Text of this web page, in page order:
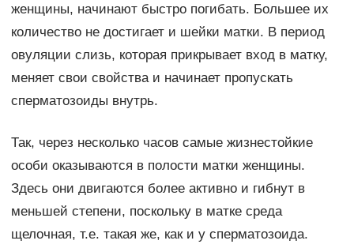
женщины, начинают быстро погибать. Большее их
количество не достигает и шейки матки. В период
овуляции слизь, которая прикрывает вход в матку,
меняет свои свойства и начинает пропускать
сперматозоиды внутрь.
Так, через несколько часов самые жизнестойкие
особи оказываются в полости матки женщины.
Здесь они двигаются более активно и гибнут в
меньшей степени, поскольку в матке среда
щелочная, т.е. такая же, как и у сперматозоида.